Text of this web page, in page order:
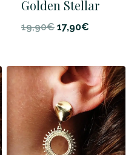
Golden Stellar
19,90€ Le
initial
était :
19,90€.
17,90€
actuel
est :
17,90€.